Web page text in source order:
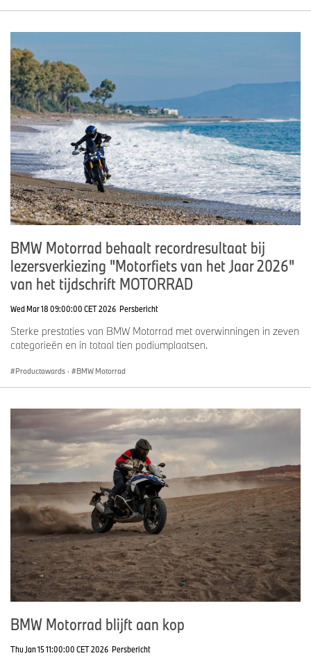
BMW Motorrad behaalt recordresultaat bij
lezersverkiezing "Motorfiets van het Jaar 2026"
van het tijdschrift MOTORRAD
Wed Mar 18 09:00:00 CET 2026 Persbericht
Sterke prestaties van BMW Motorrad met overwinningen in zeven
categorieën en in totaal tien podiumplaatsen.
Productawards · BMW Motorrad
BMW Motorrad blijft aan kop
Thu Jan 15 11:00:00 CET 2026 Persbericht